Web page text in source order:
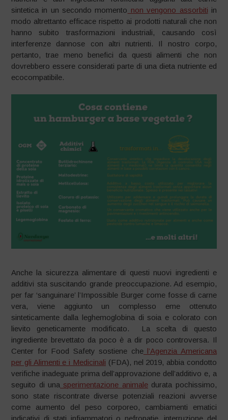
sintetica in un secondo momento non vengono assorbiti in
modo altrettanto efficace rispetto ai prodotti naturali che non
hanno subito trasformazioni industriali, causando così
interferenze dannose con altri nutrienti. Il nostro corpo,
pertanto, trae meno benefici da questi alimenti che non
dovrebbero essere considerati parte di una dieta nutriente ed
ecocompatibile.
Anche la sicurezza alimentare di questi nuovi ingredienti e
additivi sta suscitando grande preoccupazione. Ad esempio,
per far ‘sanguinare’ l’Impossible Burger come fosse di carne
vera, viene aggiunto un complesso eme ottenuto
sinteticamente dalla leghemoglobina di soia e colorato con
lievito geneticamente modificato. La scelta di questo
ingrediente brevettato da poco è a dir poco controversa. Il
Center for Food Safety sostiene chel’Agenzia Americana
per gli Alimenti e i Medicinali (FDA), nel 2019, abbia condotto
verifiche inadeguate prima dell’approvazione dell’additivo e, a
seguito di una sperimentazione animaledurata pochissimo,
sono state riscontrate diverse potenziali reazioni avverse
come aumento del peso corporeo, cambiamenti ematici